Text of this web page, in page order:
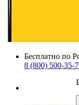
Бесплатно по
8 (800) 500-35-